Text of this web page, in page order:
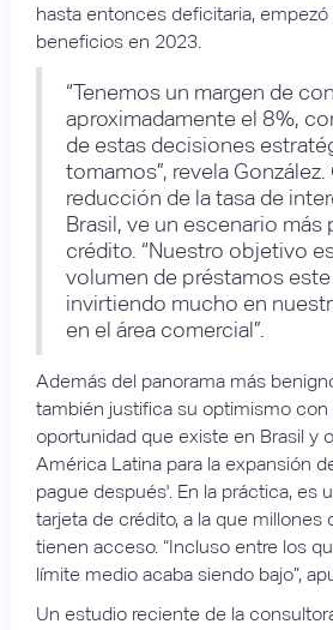
hasta entonces deficitaria, empezó
beneficios en 2023.
“Tenemos un margen de
aproximadamente el 8%,
de estas decisiones
tomamos”, revela González.
reducción de la tasa de
Brasil, ve un escenario más
crédito. “Nuestro objetivo
volumen de préstamos
invirtiendo mucho en
en el área comercial”.
Además del panorama más
también justifica su optimismo con
oportunidad que existe en Brasil y
América Latina para la expansión
pague después'. En la práctica, es
tarjeta de crédito, a la que millones
tienen acceso. “Incluso entre los
límite medio acaba siendo bajo”,
Un estudio reciente de la